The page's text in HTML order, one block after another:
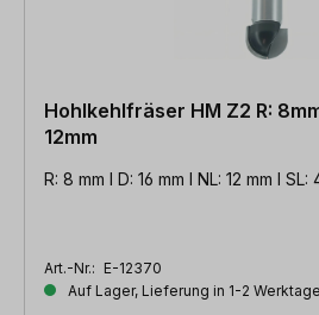
Hohlkehlfräser HM Z2 R:
12mm
R: 8 mm l D: 16 mm l NL: 12 mm l SL:
Art.-Nr.: E-12370
Auf Lager, Lieferung in 1-2